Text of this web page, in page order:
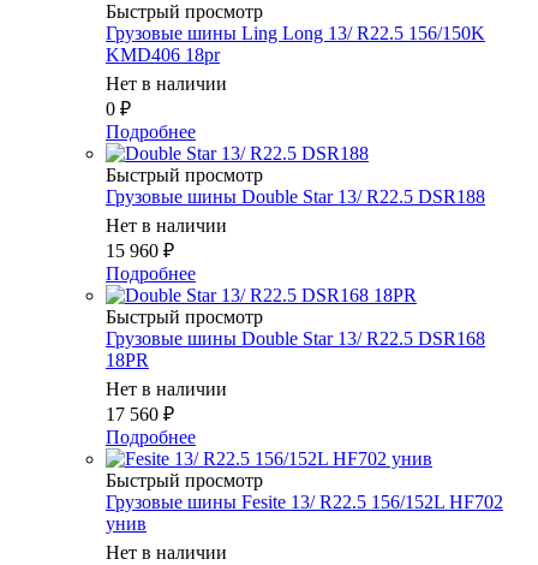
Быстрый просмотр
Грузовые шины Ling Long 13/ R22.5 156/150K
KMD406 18pr
Нет в наличии
0 ₽
Подробнее
Быстрый просмотр
Грузовые шины Double Star 13/ R22.5 DSR188
Нет в наличии
15 960 ₽
Подробнее
Быстрый просмотр
Грузовые шины Double Star 13/ R22.5 DSR168
18PR
Нет в наличии
17 560 ₽
Подробнее
Быстрый просмотр
Грузовые шины Fesite 13/ R22.5 156/152L HF702
унив
Нет в наличии